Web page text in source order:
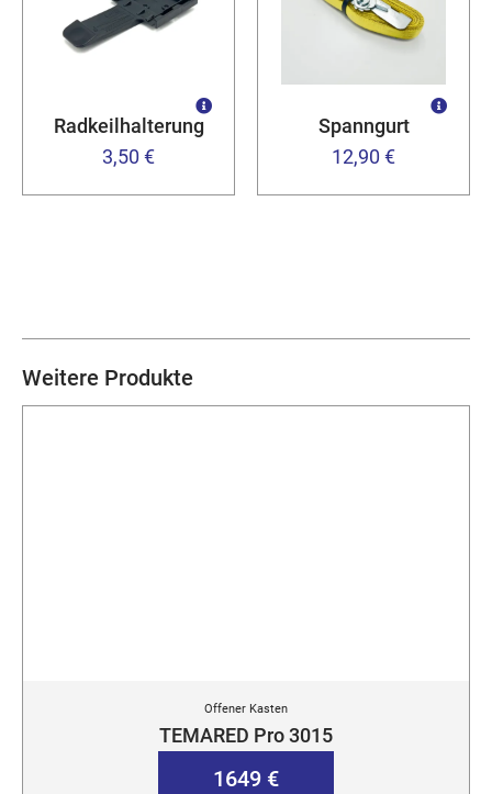
Radkeilhalterung
3,50 €
Spanngurt
12,90 €
Weitere Produkte
Offener Kasten
TEMARED Pro 3015
1649 €